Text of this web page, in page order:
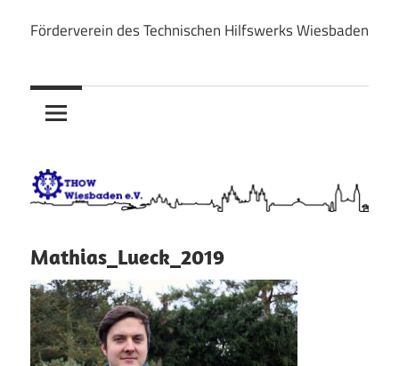
Inhalt
THOW
Wiesbaden
Förderverein des Technischen Hilfswerks Wiesbaden
Mathias_Lueck_2019